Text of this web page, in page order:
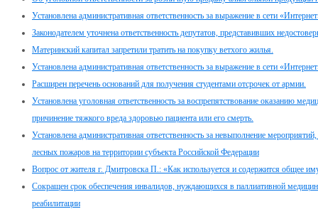
Установлена административная ответственность за выражение в сети
Законодателем уточнена ответственность депутатов, представивших
Материнский капитал запретили тратить на покупку ветхого жилья.
Установлена административная ответственность за выражение в сети
Расширен перечень оснований для получения студентами отсрочек от армии.
Установлена уголовная ответственность за воспрепятствование оказанию
причинение тяжкого вреда здоровью пациента или его смерть.
Установлена административная ответственность за невыполнение
лесных пожаров на территории субъекта Российской Федерации
Вопрос от жителя г. Дмитровска П.: «Как используется и содержится общее
Сокращен срок обеспечения инвалидов, нуждающихся в паллиативной
реабилитации